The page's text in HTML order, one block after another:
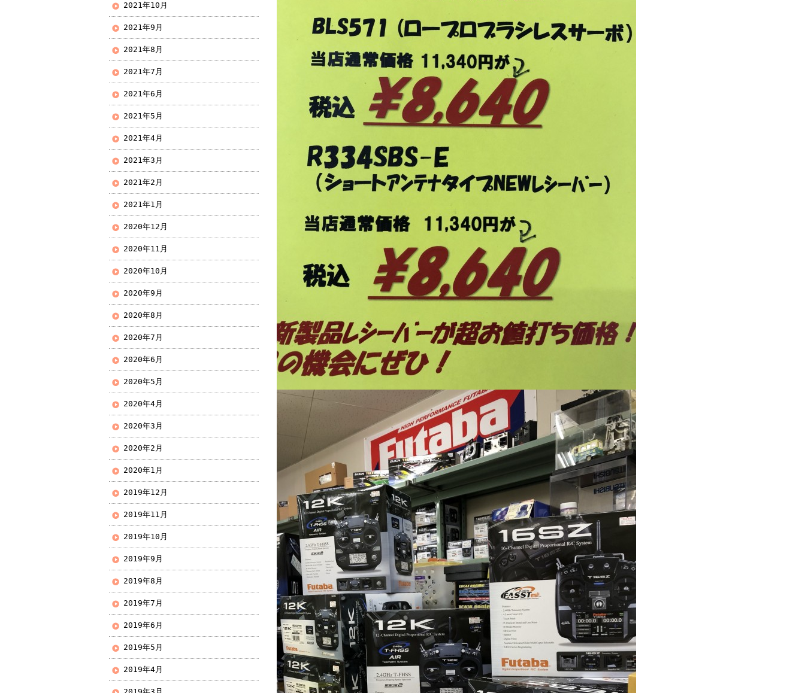
2021年10月
2021年9月
2021年8月
2021年7月
2021年6月
2021年5月
2021年4月
2021年3月
2021年2月
2021年1月
2020年12月
2020年11月
2020年10月
2020年9月
2020年8月
2020年7月
2020年6月
2020年5月
2020年4月
2020年3月
2020年2月
2020年1月
2019年12月
2019年11月
2019年10月
2019年9月
2019年8月
2019年7月
2019年6月
2019年5月
2019年4月